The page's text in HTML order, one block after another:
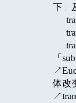
下」
「
体改